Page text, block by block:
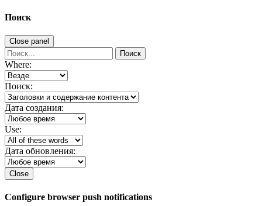
Поиск
Close panel
Поиск
Where:
Поиск:
Дата создания:
Use:
Дата обновления:
Close
Configure browser push notifications